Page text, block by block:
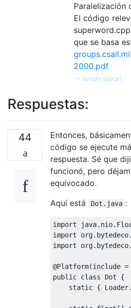
Paralelización
El código
que se basa
2000.pdf
— Nitsan Wakart
Respuestas:
44
Entonces,
código se ejecute
respuesta. Sé que
funcionó, pero
equivocado.
Aquí está
Dot.java :
import java. nio.
import org. bytedeco.
import org. bytedeco.
@Platform(include =
public class Dot
{
static { Loader.